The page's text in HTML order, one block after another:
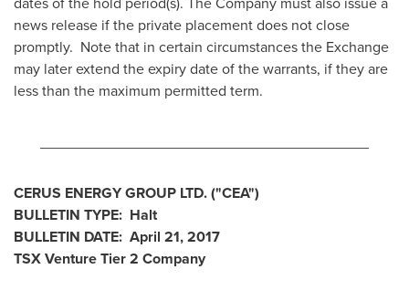
news release if the private placement does not close
promptly. Note that in certain circumstances the Exchange
may later extend the expiry date of the warrants, if they are
less than the maximum permitted term.
CERUS ENERGY GROUP LTD.("CEA")
BULLETIN TYPE: Halt
BULLETIN DATE: April 21, 2017
TSX Venture Tier 2 Company